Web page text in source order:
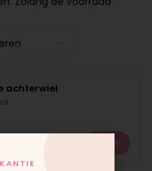
achterwiel